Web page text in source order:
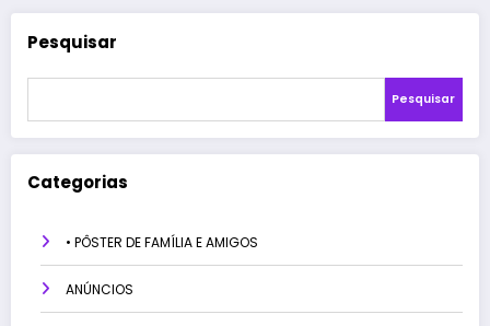
Pesquisar
Pesquisar
Categorias
• PÔSTER DE FAMÍLIA E AMIGOS
ANÚNCIOS